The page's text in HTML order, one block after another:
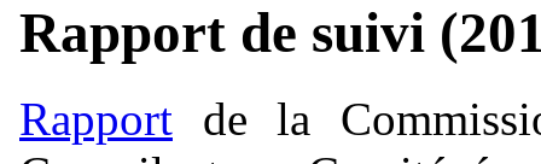
Rapport de suivi
Rapport de la